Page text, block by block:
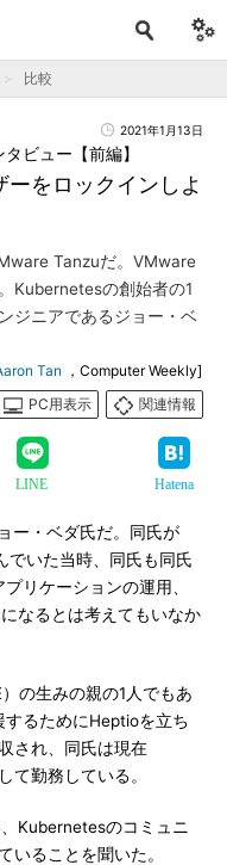
比較
2021年1月13日
をロックインしよ
ビュー【前編】
Tanzuだ。VMware
Kubernetesの創始者の1
ジニアであるジョー・ベ
Tan
，Computer Weekly]
PC用表示
関連情報
LINE Hatena
ー・ベダ氏だ。同氏が
でいた当時、同氏も同氏
リケーションの運用、
なるとは考えてもいなか
の生みの親の1人でもあ
るためにHeptioを立ち
され、同氏は現在
て勤務している。
Kubernetesのコミュニ
いることを聞いた。